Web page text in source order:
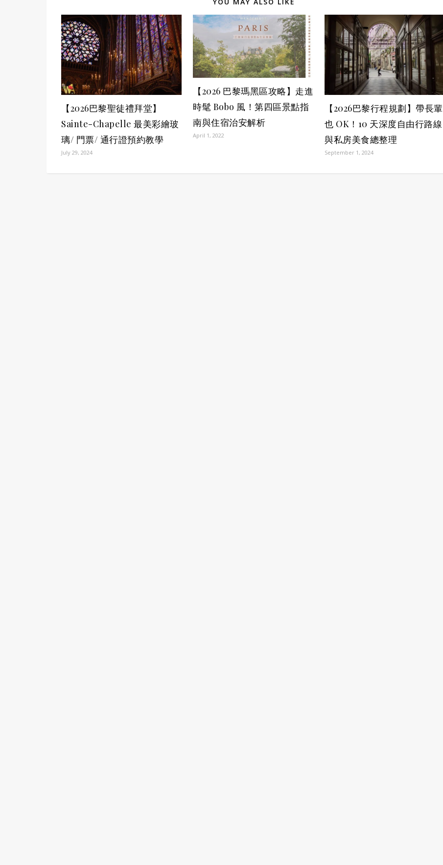
【2026巴黎聖徒禮拜堂】
Sainte-Chapelle 最美彩繪玻
璃/ 門票/ 通行證預約教學
July 29, 2024
【2026 巴黎瑪黑區攻略】走進
時髦 Bobo 風！第四區景點指
南與住宿治安解析
April 1, 2022
【2026巴黎行程規劃】帶長輩
也 OK！10 天深度自由行路線
與私房美食總整理
September 1, 2024